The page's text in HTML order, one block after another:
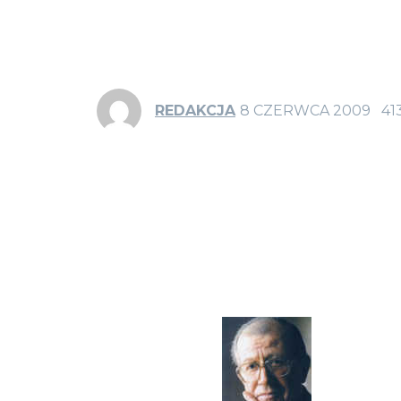
REDAKCJA 8 CZERWCA 2009